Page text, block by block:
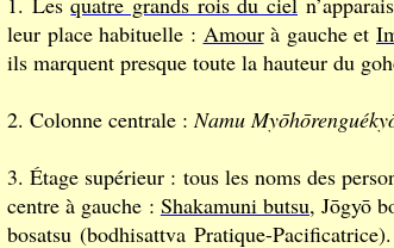
leur place habituelle : Amourà gauche et
ils marquent presque toute la hauteur du
2. Colonne centrale :Namu
3. Étage supérieur : tous les noms des
centre à gauche : Shakamuni butsu, Jōgyō
bosatsu (bodhisattva Pratique-